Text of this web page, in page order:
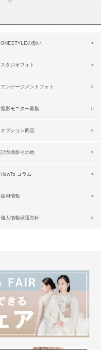
ONESTYLEの想い
スタジオフォト
エンゲージメントフォト
撮影モニター募集
オプション商品
記念撮影その他
HowTo コラム
採用情報
個人情報保護方針